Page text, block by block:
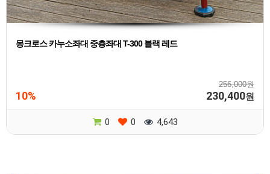
몽크로스 카누소좌대 중층좌대 T-300 블랙 레드
256,000원
10% 230,400원
0 0 4,643